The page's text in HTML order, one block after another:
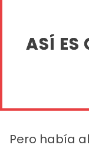
ASÍ ES
Pero había